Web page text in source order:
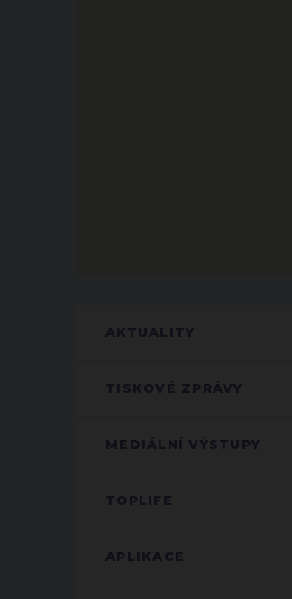
AKTUALITY
TISKOVÉ ZPRÁVY
MEDIÁLNÍ VÝSTUPY
TOPLIFE
APLIKACE